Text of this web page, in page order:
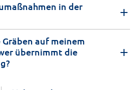
in der
auf meinem
übernimmt die